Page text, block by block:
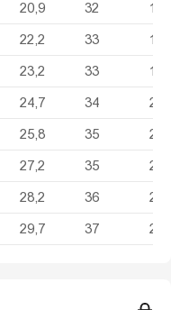
20,9 32
22,2 33
23,2 33
24,7 34
25,8 35
27,2 35
28,2 36
29,7 37